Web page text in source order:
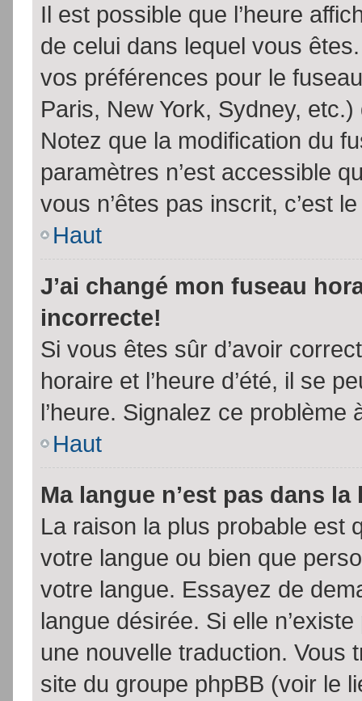
Il est possible que l’heure
de celui dans lequel vous
vos préférences pour le
Paris, New York, Sydney,
Notez que la modification du
paramètres n’est accessible
vous n’êtes pas inscrit, c’est
Haut
J’ai changé mon fuseau
incorrecte!
Si vous êtes sûr d’avoir
horaire et l’heure d’été, il se
l’heure. Signalez ce problème
Haut
Ma langue n’est pas dans la
La raison la plus probable est
votre langue ou bien que
votre langue. Essayez de
langue désirée. Si elle
une nouvelle traduction. Vous
site du groupe phpBB (voir le